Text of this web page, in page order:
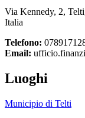
Via Kennedy, 2,
Italia
Telefono:
Email:
Luoghi
Municipio di Telti